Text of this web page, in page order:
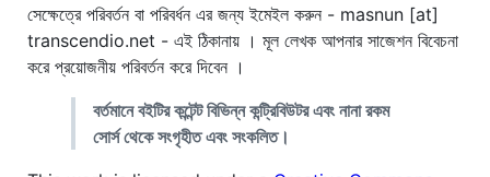
সেক্ষেত্রে পরিবর্তন বা পরিবর্ধন এর জন্য ইমেইল করুন - masnun [at]
transcendio.net - এই ঠিকানায় । মূল লেখক আপনার সাজেশন বিবেচনা
করে প্রয়োজনীয় পরিবর্তন করে দিবেন ।
বর্তমানে বইটির কন্টেন্ট বিভিন্ন কন্ট্রিবিউটর এবং নানা রকম
সোর্স থেকে সংগৃহীত এবং সংকলিত।